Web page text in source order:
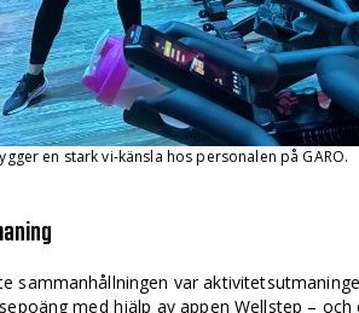
en stark vi-känsla hos personalen på GARO.
samman­hållningen var
med hjälp av appen Wellstep –